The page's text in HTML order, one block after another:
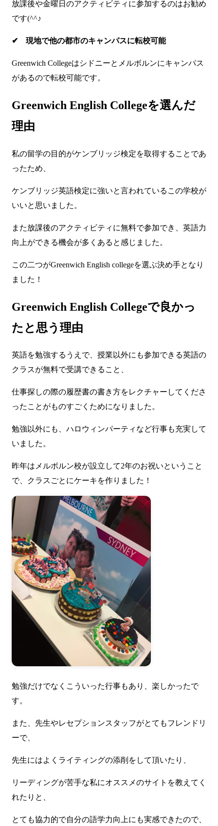
放課後や金曜日のアクティビティに参加するのはお勧め
です(^^♪
✔ 現地で他の都市のキャンパスに転校可能
Greenwich Collegeはシドニーとメルボルンにキャンパス
があるので転校可能です。
Greenwich English Collegeを選んだ
理由
私の留学の目的がケンブリッジ検定を取得することであ
ったため、
ケンブリッジ英語検定に強いと言われているこの学校が
いいと思いました。
また放課後のアクティビティに無料で参加でき、英語力
向上ができる機会が多くあると感じました。
この二つがGreenwich English collegeを選ぶ決め手となり
ました！
Greenwich English Collegeで良かっ
たと思う理由
英語を勉強するうえで、授業以外にも参加できる英語の
クラスが無料で受講できること、
仕事探しの際の履歴書の書き方をレクチャーしてくださ
ったことがものすごくためになりました。
勉強以外にも、ハロウィンパーティなど行事も充実して
いました。
昨年はメルボルン校が設立して2年のお祝いということ
で、クラスごとにケーキを作りました！
勉強だけでなくこういった行事もあり、楽しかったで
す。
また、先生やレセプションスタッフがとてもフレンドリ
ーで、
先生にはよくライティングの添削をして頂いたり、
リーディングが苦手な私にオススメのサイトを教えてく
れたりと、
とても協力的で自分の語学力向上にも実感できたので、